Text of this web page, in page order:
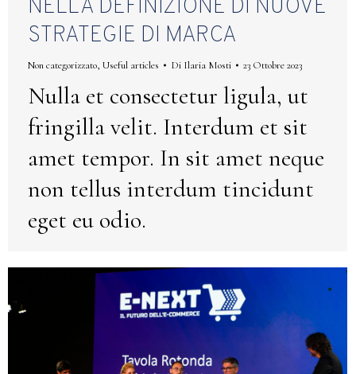
NELLA DEFINIZIONE DI NUOVE
STRATEGIE DI MARCA
Non categorizzato, Useful articles Di Ilaria Mosti 23 Ottobre 2023
Nulla et consectetur ligula, ut
fringilla velit. Interdum et sit
amet tempor. In sit amet neque
non tellus interdum tincidunt
eget eu odio.